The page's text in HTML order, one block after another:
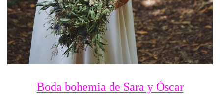
Boda bohemia de Sara y Óscar